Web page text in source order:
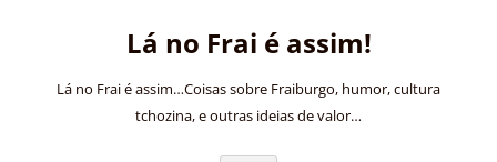
Lá no Frai é assim!
Lá no Frai é assim…Coisas sobre Fraiburgo, humor, cultura
tchozina, e outras ideias de valor…